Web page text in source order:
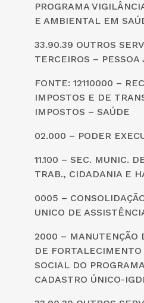
PROGRAMA
E AMBIENTAL EM
33.90.39 OUTROS
TERCEIROS – PESSOA
FONTE: 12110000 –
IMPOSTOS E DE
IMPOSTOS – SAÚDE
02.000 – PODER
11.100 – SEC. MUNIC.
TRAB., CIDADANIA E
0005 –
UNICO DE
2000 – MANUTENÇÃO
DE
SOCIAL DO
CADASTRO ÚNICO-